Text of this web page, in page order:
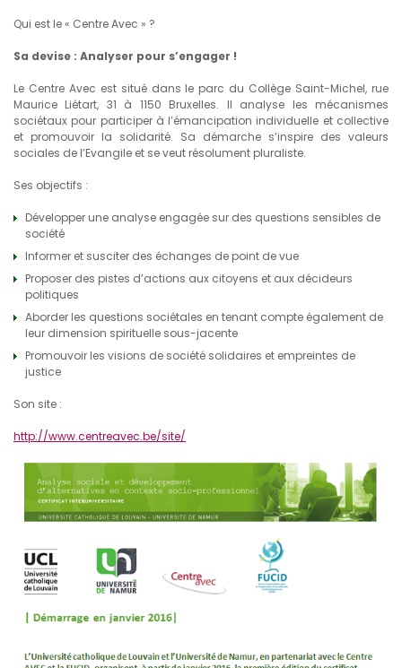
Qui est le « Centre Avec » ?
Sa devise : Analyser pour s’engager !
Le Centre Avec est situé dans le parc du Collège Saint-Michel, rue
Maurice Liétart, 31 à 1150 Bruxelles. Il analyse les mécanismes
sociétaux pour participer à l’émancipation individuelle et collective
et promouvoir la solidarité. Sa démarche s’inspire des valeurs
sociales de l’Evangile et se veut résolument pluraliste.
Ses objectifs :
Développer une analyse engagée sur des questions sensibles de
société
Informer et susciter des échanges de point de vue
Proposer des pistes d’actions aux citoyens et aux décideurs
politiques
Aborder les questions sociétales en tenant compte également de
leur dimension spirituelle sous-jacente
Promouvoir les visions de société solidaires et empreintes de
justice
Son site :
http://www.centreavec.be/site/